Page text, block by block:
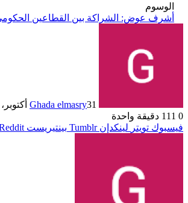
الوسوم
أشرف عوض: الشراكة بين القطاعين
Ghada elmasry31 أكتوبر، 2024
0
دقيقة واحدة
فيسبوك تويتر لينكدإن بينتيريست